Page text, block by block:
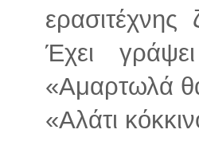
Έχει
«Αμαρτωλά
«Αλάτι